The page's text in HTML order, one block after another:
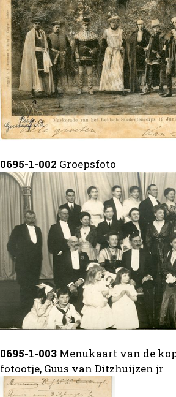
0695-1-002 Groepsfoto
0695-1-003 Menukaart van de
fotootje, Guus van Ditzhuijzen jr